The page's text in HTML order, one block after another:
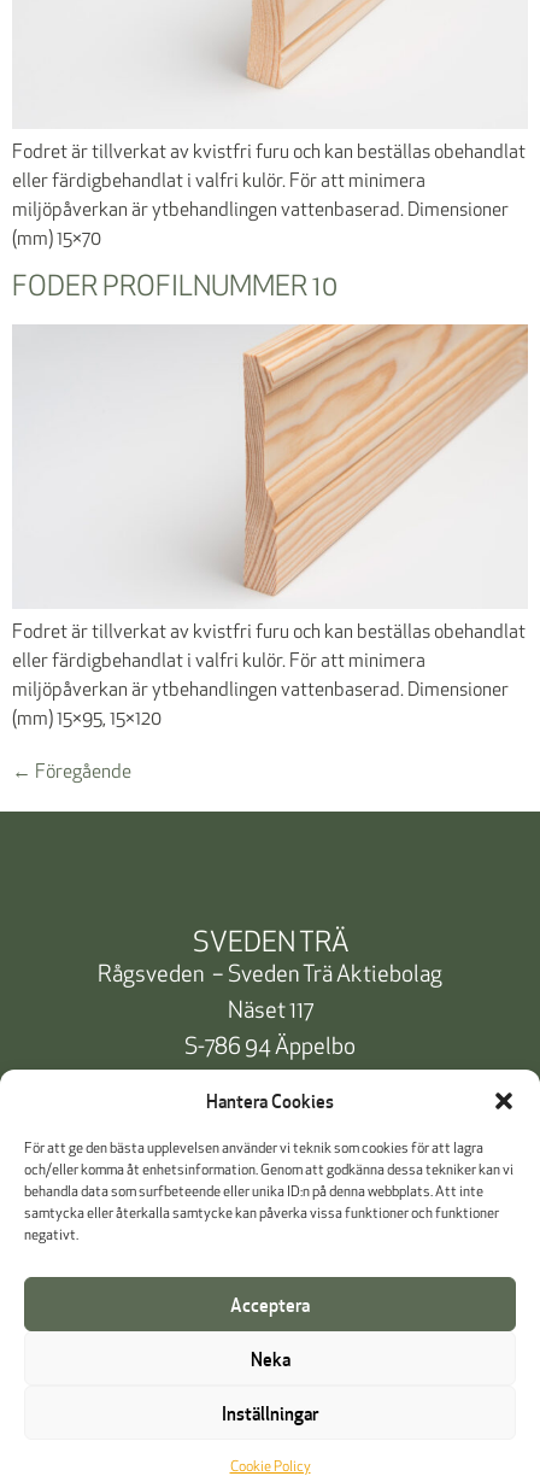
Hantera Cookies
För att ge den bästa upplevelsen använder vi teknik som cookies för att lagra
och/eller komma åt enhetsinformation. Genom att godkänna dessa tekniker kan vi
behandla data som surfbeteende eller unika ID:n på denna webbplats. Att inte
samtycka eller återkalla samtycke kan påverka vissa funktioner och funktioner
negativt.
Acceptera
Neka
Inställningar
Cookie Policy
Fodret är tillverkat av kvistfri furu och kan beställas obehandlat
eller färdigbehandlat i valfri kulör. För att minimera
miljöpåverkan är ytbehandlingen vattenbaserad. Dimensioner
(mm) 15×70
FODER PROFILNUMMER 10
Fodret är tillverkat av kvistfri furu och kan beställas obehandlat
eller färdigbehandlat i valfri kulör. För att minimera
miljöpåverkan är ytbehandlingen vattenbaserad. Dimensioner
(mm) 15×95, 15×120
← Föregående
SVEDEN TRÄ
Rågsveden – Sveden Trä Aktiebolag
Näset 117
S-786 94 Äppelbo